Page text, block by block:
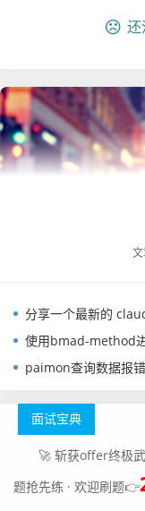
2、上面使用pxd
pxd tryout -
eplica 1 -
ersion latest
3、上面创建的节
境这些我们要使用
pxd tryout -
真正的成长, 源
和行动, 将铺
还
分享一个最新的
使用bmad-method
paimon查询数据报错，提示：The
面试宝典
🚀 斩获offer终极
题抢先练 · 欢迎刷题👉